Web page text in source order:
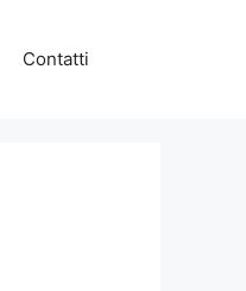
Contatti